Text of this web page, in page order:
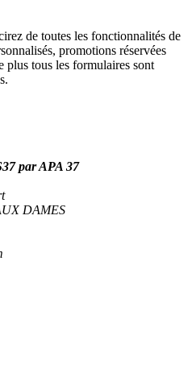
de toutes les fonctionnalités de
promotions réservées
plus tous les formulaires sont
par APA 37
DAMES